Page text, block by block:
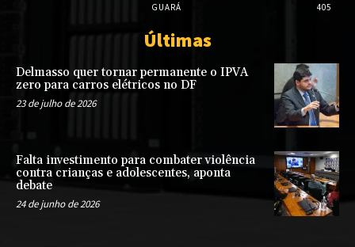
GUARÁ
405
Últimas
Delmasso quer tornar permanente o IPVA
zero para carros elétricos no DF
23 de julho de 2026
Falta investimento para combater violência
contra crianças e adolescentes, aponta
debate
24 de junho de 2026